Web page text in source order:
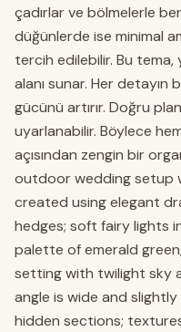
çadırlar ve bölmelerle
düğünlerde ise minimal
tercih edilebilir. Bu tema,
alanı sunar. Her detayın
gücünü artırır. Doğru
uyarlanabilir. Böylece
açısından zengin bir
outdoor wedding setup
created using elegant
hedges; soft fairy lights
palette of emerald
setting with twilight sky
angle is wide and
hidden sections;